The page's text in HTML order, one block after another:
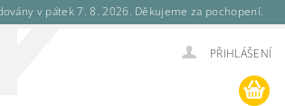
v pátek 7. 8. 2026. Děkujeme za pochopení.
PŘIHLÁŠENÍ